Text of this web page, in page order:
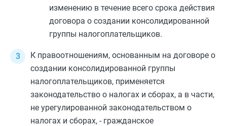
изменению в течение всего срока действия
договора о создании консолидированной
группы налогоплательщиков.
К правоотношениям, основанным на договоре о
создании консолидированной группы
налогоплательщиков, применяется
законодательство о налогах и сборах, а в части,
не урегулированной законодательством о
налогах и сборах, - гражданское